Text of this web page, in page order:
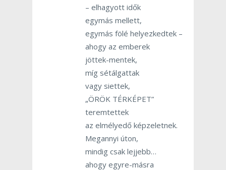
– elhagyott idők
egymás mellett,
egymás fölé helyezkedtek –
ahogy az emberek
jöttek-mentek,
míg sétálgattak
vagy siettek,
„ÖRÖK TÉRKÉPET”
teremtettek
az elmélyedő képzeletnek.
Megannyi úton,
mindig csak lejjebb…
ahogy egyre-másra